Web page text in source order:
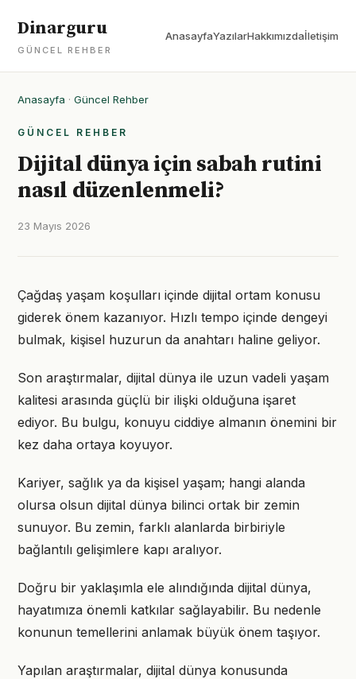
Dinarguru
GÜNCEL REHBER
AnasayfaYazılarHakkımızdaİletişim
Anasayfa · Güncel Rehber
GÜNCEL REHBER
Dijital dünya için sabah rutini
nasıl düzenlenmeli?
23 Mayıs 2026
Çağdaş yaşam koşulları içinde dijital ortam konusu
giderek önem kazanıyor. Hızlı tempo içinde dengeyi
bulmak, kişisel huzurun da anahtarı haline geliyor.
Son araştırmalar, dijital dünya ile uzun vadeli yaşam
kalitesi arasında güçlü bir ilişki olduğuna işaret
ediyor. Bu bulgu, konuyu ciddiye almanın önemini bir
kez daha ortaya koyuyor.
Kariyer, sağlık ya da kişisel yaşam; hangi alanda
olursa olsun dijital dünya bilinci ortak bir zemin
sunuyor. Bu zemin, farklı alanlarda birbiriyle
bağlantılı gelişimlere kapı aralıyor.
Doğru bir yaklaşımla ele alındığında dijital dünya,
hayatımıza önemli katkılar sağlayabilir. Bu nedenle
konunun temellerini anlamak büyük önem taşıyor.
Yapılan araştırmalar, dijital dünya konusunda